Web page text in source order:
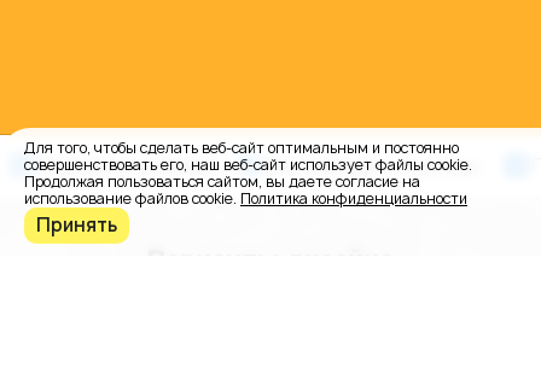
Для того, чтобы сделать веб-сайт оптимальным и постоянно
совершенствовать его, наш веб-сайт использует файлы cookie.
Продолжая пользоваться сайтом, вы даете согласие на
использование файлов cookie. Политика конфиденциальности
Принять
Варианты дизайна Внутренние страницы